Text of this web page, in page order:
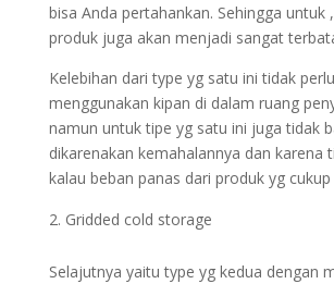
bisa Anda pertahankan. Sehingga untuk
produk juga akan menjadi sangat
Kelebihan dari type yg satu ini tidak perlu
menggunakan kipan di dalam ruang
namun untuk tipe yg satu ini juga tidak
dikarenakan kemahalannya dan karena
kalau beban panas dari produk yg cukup
Gridded cold storage
Selajutnya yaitu type yg kedua dengan